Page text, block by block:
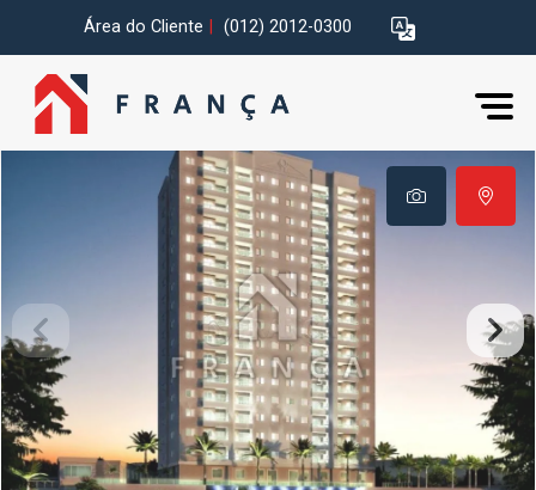
Área do Cliente (012) 2012-0300